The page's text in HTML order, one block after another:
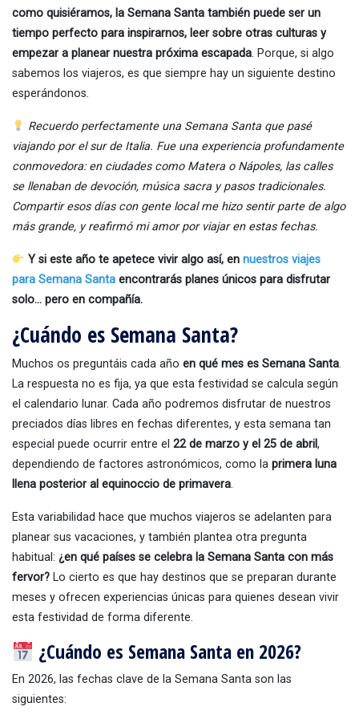
como quisiéramos, la Semana Santa también puede ser un
tiempo perfecto para inspirarnos, leer sobre otras culturas y
empezar a planear nuestra próxima escapada. Porque, si algo
sabemos los viajeros, es que siempre hay un siguiente destino
esperándonos.
Recuerdo perfectamente una Semana Santa que pasé
viajando por el sur de Italia. Fue una experiencia profundamente
conmovedora: en ciudades como Matera o Nápoles, las calles
se llenaban de devoción, música sacra y pasos tradicionales.
Compartir esos días con gente local me hizo sentir parte de algo
más grande, y reafirmó mi amor por viajar en estas fechas.
Y si este año te apetece vivir algo así, ennuestros viajes
para Semana Santa encontrarás planes únicos para disfrutar
solo… pero en compañía.
¿Cuándo es Semana Santa?
Muchos os preguntáis cada año en qué mes es Semana Santa.
La respuesta no es fija, ya que esta festividad se calcula según
el calendario lunar. Cada año podremos disfrutar de nuestros
preciados días libres en fechas diferentes, y esta semana tan
especial puede ocurrir entre el 22 de marzo y el 25 de abril,
dependiendo de factores astronómicos, como la primera luna
llena posterior al equinoccio de primavera.
Esta variabilidad hace que muchos viajeros se adelanten para
planear sus vacaciones, y también plantea otra pregunta
habitual: ¿en qué países se celebra la Semana Santa con más
fervor? Lo cierto es que hay destinos que se preparan durante
meses y ofrecen experiencias únicas para quienes desean vivir
esta festividad de forma diferente.
¿Cuándo es Semana Santa en 2026?
En 2026, las fechas clave de la Semana Santa son las
siguientes: